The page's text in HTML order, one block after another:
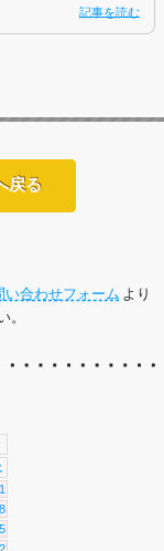
記事を読む
戻る
い合わせフォーム より
。